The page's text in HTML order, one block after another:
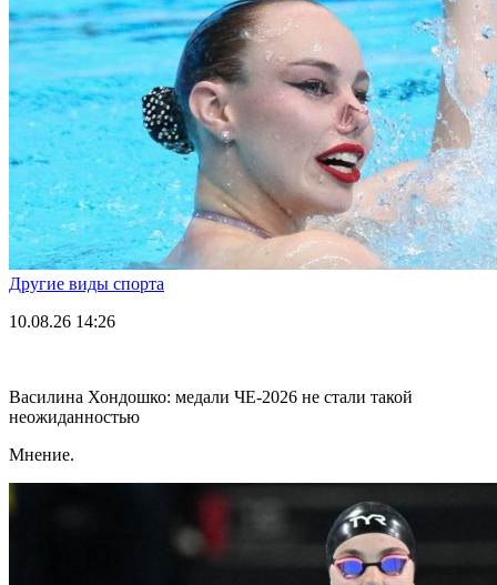
Другие виды спорта
10.08.26 14:26
Василина Хондошко: медали ЧЕ-2026 не стали такой
неожиданностью
Мнение.